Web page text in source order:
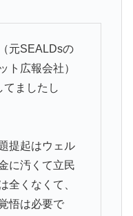
元SEALDsの
ト広報会社）
てましたし
提起はウェル
に汚くて立民
全くなくて、
悟は必要で